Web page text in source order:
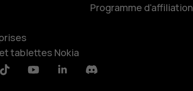
tablettes Nokia
Programme d'affiliation
Tiktok YoutubeLinkedinDiscord